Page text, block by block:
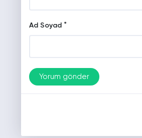
Ad Soyad *